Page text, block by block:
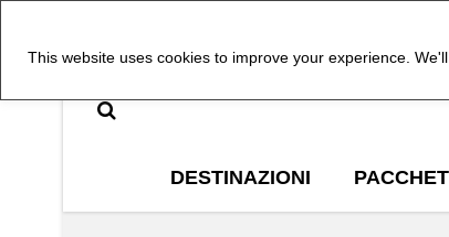
This website uses cookies to improve your experience.
DESTINAZIONI